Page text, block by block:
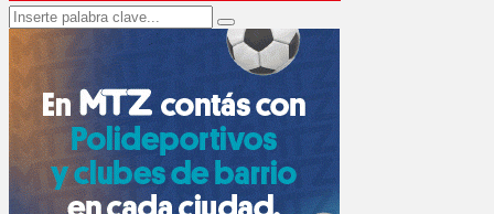
Search
for:
Search